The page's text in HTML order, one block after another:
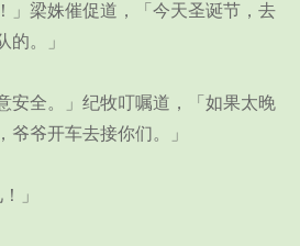
中
梁姝催促道，「今天圣诞节，去
的。」
全。」纪牧叮嘱道，「如果太晚
爷爷开车去接你们。」
」